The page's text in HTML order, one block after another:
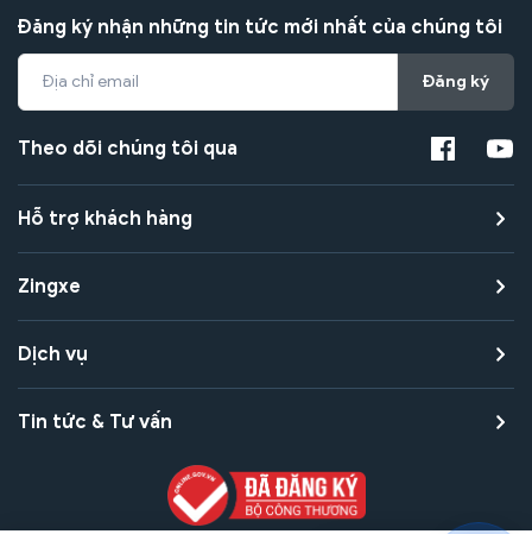
Đăng ký nhận những tin tức mới nhất của chúng tôi
Đăng ký
Theo dõi chúng tôi qua
Hỗ trợ khách hàng
Zingxe
Dịch vụ
Tin tức & Tư vấn